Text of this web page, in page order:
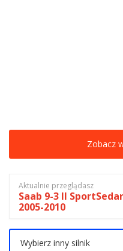
Zobacz
Aktualnie przeglądasz
Saab 9-3 II
2005-2010
Wybierz inny silnik